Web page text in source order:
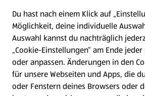
Presse
Hilfe & Kontakt
(öffnet in einem neuen Tab)
Unternehmen
Du hast nach einem Klick auf
Möglichkeit, deine individuelle
Auswahl kannst du nachträglich
„Cookie-Einstellungen“ am Ende
oder anpassen. Änderungen in den
für unsere Webseiten und Apps, die
oder Fenstern deines Browsers oder